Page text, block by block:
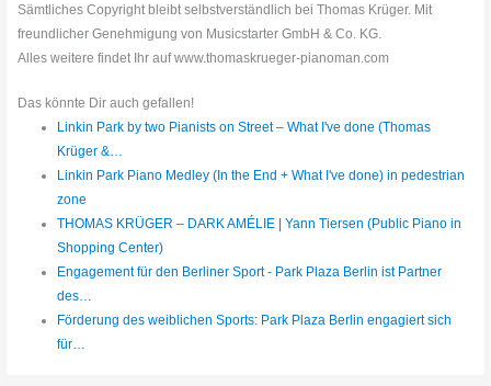
Sämtliches Copyright bleibt selbstverständlich bei Thomas Krüger. Mit
freundlicher Genehmigung von Musicstarter GmbH & Co. KG.
Alles weitere findet Ihr auf www.thomaskrueger-pianoman.com
Das könnte Dir auch gefallen!
Linkin Park by two Pianists on Street – What I've done (Thomas
Krüger &…
Linkin Park Piano Medley (In the End + What I've done) in pedestrian
zone
THOMAS KRÜGER – DARK AMÉLIE | Yann Tiersen (Public Piano in
Shopping Center)
Engagement für den Berliner Sport - Park Plaza Berlin ist Partner
des…
Förderung des weiblichen Sports: Park Plaza Berlin engagiert sich
für…